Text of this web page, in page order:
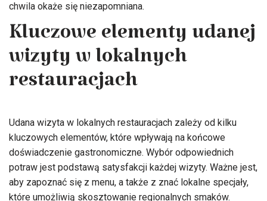
chwila okaże się niezapomniana.
Kluczowe elementy udanej
wizyty w lokalnych
restauracjach
Udana wizyta w lokalnych restauracjach zależy od kilku
kluczowych elementów, które wpływają na końcowe
doświadczenie gastronomiczne. Wybór odpowiednich
potraw jest podstawą satysfakcji każdej wizyty. Ważne jest,
aby zapoznać się z menu, a także z znać lokalne specjały,
które umożliwią skosztowanie regionalnych smaków.